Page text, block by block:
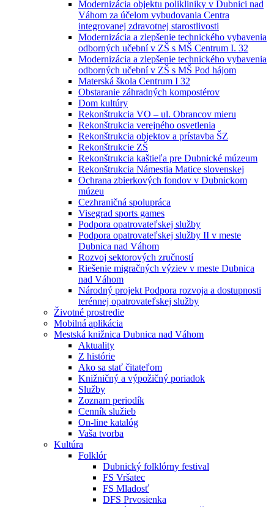
Modernizácia objektu polikliniky v Dubnici nad
Váhom za účelom vybudovania Centra
integrovanej zdravotnej starostlivosti
Modernizácia a zlepšenie technického vybavenia
odborných učební v ZŠ s MŠ Centrum I. 32
Modernizácia a zlepšenie technického vybavenia
odborných učební v ZŠ s MŠ Pod hájom
Materská škola Centrum I 32
Obstaranie záhradných kompostérov
Dom kultúry
Rekonštrukcia VO – ul. Obrancov mieru
Rekonštrukcia verejného osvetlenia
Rekonštrukcia objektov a prístavba ŠZ
Rekonštrukcie ZŠ
Rekonštrukcia kaštieľa pre Dubnické múzeum
Rekonštrukcia Námestia Matice slovenskej
Ochrana zbierkových fondov v Dubnickom
múzeu
Cezhraničná spolupráca
Visegrad sports games
Podpora opatrovateľskej služby
Podpora opatrovateľskej služby II v meste
Dubnica nad Váhom
Rozvoj sektorových zručností
Riešenie migračných výziev v meste Dubnica
nad Váhom
Národný projekt Podpora rozvoja a dostupnosti
terénnej opatrovateľskej služby
Životné prostredie
Mobilná aplikácia
Mestská knižnica Dubnica nad Váhom
Aktuality
Z histórie
Ako sa stať čitateľom
Knižničný a výpožičný poriadok
Služby
Zoznam periodík
Cenník služieb
On-line katalóg
Vaša tvorba
Kultúra
Folklór
Dubnický folklórny festival
FS Vršatec
FS Mladosť
DFS Prvosienka